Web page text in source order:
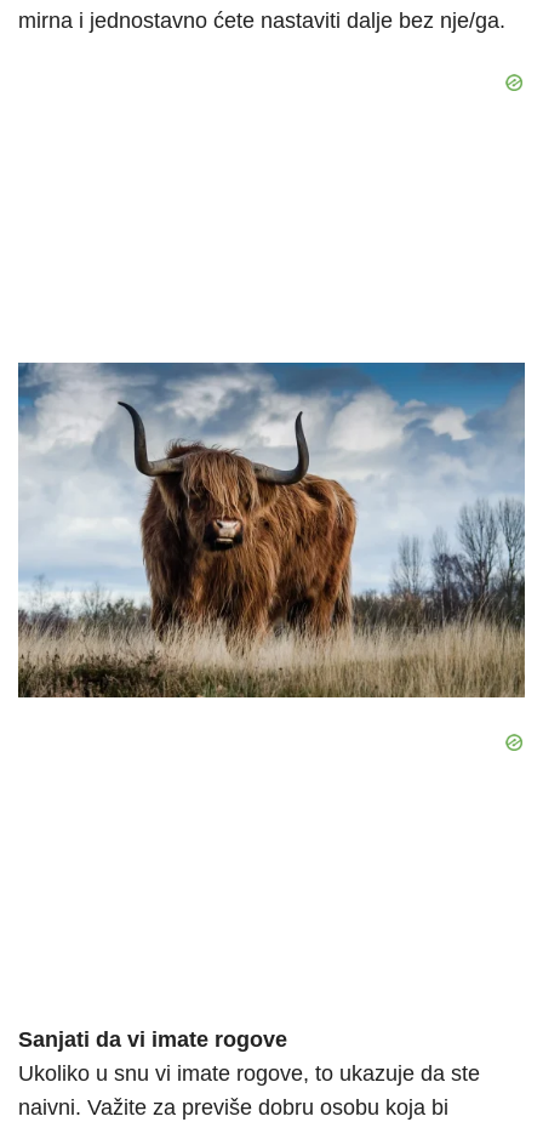
mirna i jednostavno ćete nastaviti dalje bez nje/ga.
Sanjati da vi imate rogove
Ukoliko u snu vi imate rogove, to ukazuje da ste
naivni. Važite za previše dobru osobu koja bi